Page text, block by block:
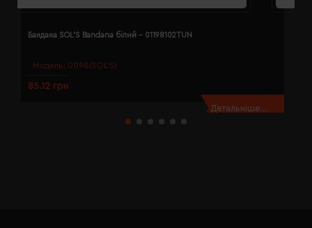
Модель: 01198(SOL’S)
Бандана SOL'S Bandana білий - 01198102TUN
85.12 грн
Детальніше...